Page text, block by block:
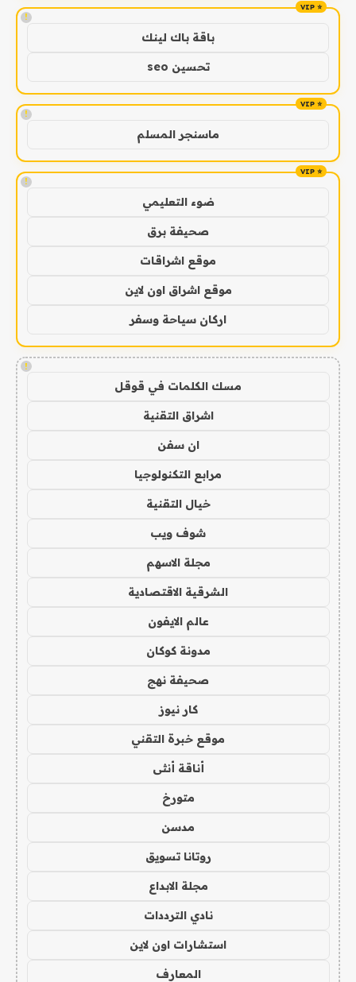
!
باقة باك لينك
تحسين seo
!
ماسنجر المسلم
!
ضوء التعليمي
صحيفة برق
موقع اشراقات
موقع اشراق اون لاين
اركان سياحة وسفر
!
مسك الكلمات في قوقل
اشراق التقنية
ان سفن
مرابع التكنولوجيا
خيال التقنية
شوف ويب
مجلة الاسهم
الشرقية الاقتصادية
عالم الايفون
مدونة كوكان
صحيفة نهج
كار نيوز
موقع خبرة التقني
أناقة أنثى
متورخ
مدسن
روتانا تسويق
مجلة الابداع
نادي الترددات
استشارات اون لاين
المعارف